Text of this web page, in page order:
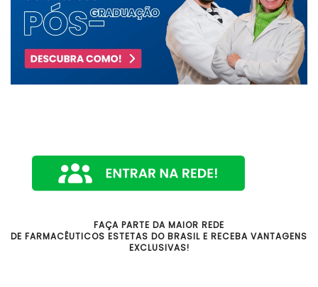
FAÇA PARTE DA MAIOR REDE
DE FARMACÊUTICOS ESTETAS DO BRASIL E RECEBA VANTAGENS
EXCLUSIVAS!